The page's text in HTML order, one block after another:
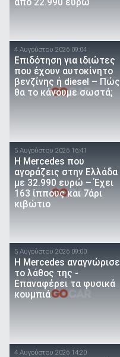
από 22.990 ευρώ
4 Αυγούστου 2026 09:04
Επιδότηση για ιδιώτες
που έχουν αυτοκίνητο
βενζίνης ή diesel – Πώς
θα το κάνουμε σωστά;
5 Αυγούστου 2026 16:41
Η Mercedes που
αγοράζεις στην Ελλάδα
με 32.990 ευρώ – Έχει
163 ίππους και 7άρι
κιβώτιο
5 Αυγούστου 2026 09:00
Η Mercedes αναγνώρισε
το λάθος της -
Επαναφέρει τα φυσικά
κουμπιά
4 Αυγούστου 2026 14:20